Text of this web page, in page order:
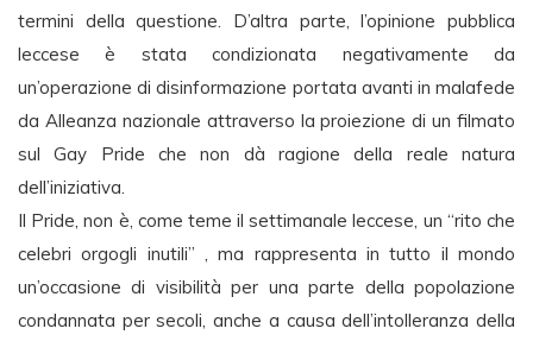
termini della questione. D’altra parte, l’opinione pubblica
leccese è stata condizionata negativamente da
un’operazione di disinformazione portata avanti in malafede
da Alleanza nazionale attraverso la proiezione di un filmato
sul Gay Pride che non dà ragione della reale natura
dell’iniziativa.
Il Pride, non è, come teme il settimanale leccese, un “rito che
celebri orgogli inutili” , ma rappresenta in tutto il mondo
un’occasione di visibilità per una parte della popolazione
condannata per secoli, anche a causa dell’intolleranza della